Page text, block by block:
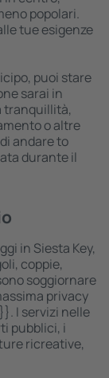
popolari.
tue esigenze
puoi stare
sarai in
tranquillità,
o altre
andare to
durante il
in Siesta Key,
coppie,
soggiornare
privacy
I servizi nelle
pubblici, i
ricreative,